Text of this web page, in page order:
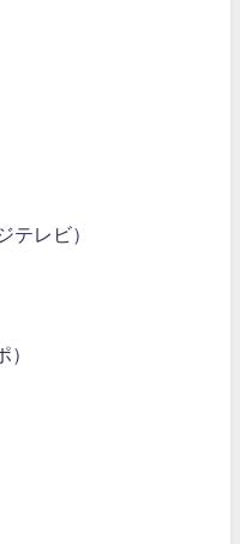
テレビ）